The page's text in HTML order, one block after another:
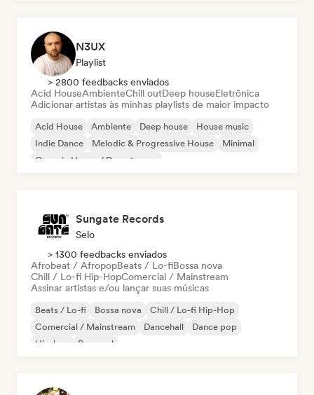
N3UX
Playlist
> 2800 feedbacks enviados
Acid HouseAmbienteChill outDeep houseEletrônica
Adicionar artistas às minhas playlists de maior impacto
Acid House Ambiente Deep house
House music
Indie Dance
Melodic & Progressive House
Minimal
Organic House / Downtempo
Sungate Records
Selo
> 1300 feedbacks enviados
Afrobeat / AfropopBeats / Lo-fiBossa nova
Chill / Lo-fi Hip-HopComercial / Mainstream
Assinar artistas e/ou lançar suas músicas
Beats / Lo-fi Bossa nova
Chill / Lo-fi Hip-Hop
Comercial / Mainstream
Dancehall
Dance pop
Hip-hop
Pop soul